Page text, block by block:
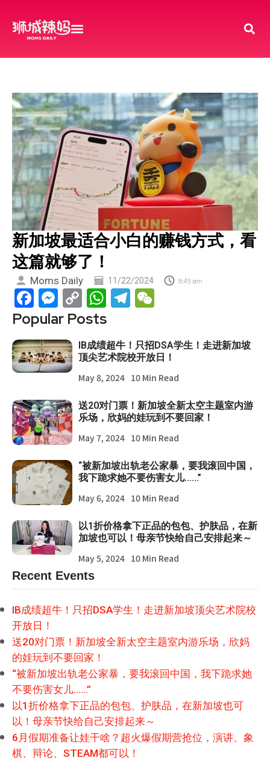
新加坡最适合小白的赚钱方式，看
这篇就够了！
Moms Daily 11/22/2024 8:45 am
Facebook
Messenger
Copy
Link
WhatsApp
Telegram
Popular Posts
IB成绩超牛！只招DSA学生！走进新加坡
顶尖艺术院校开放日！
May 8, 2024 10 Min Read
送20对门票！新加坡全新太空主题室内游
乐场，欣妈的娃玩到不要回家！
May 7, 2024 10 Min Read
“被新加坡出轨老公家暴，要我滚回中国，
我下跪求她不要伤害女儿……”
May 6, 2024 10 Min Read
以1折价格拿下正品的包包、护肤品，在新
加坡也可以！母亲节快给自己安排起来～
May 5, 2024 10 Min Read
Recent Events
IB成绩超牛！只招DSA学生！走进新加坡顶尖艺术院校
开放日！
送20对门票！新加坡全新太空主题室内游乐场，欣妈
的娃玩到不要回家！
“被新加坡出轨老公家暴，要我滚回中国，我下跪求她
不要伤害女儿……”
以1折价格拿下正品的包包、护肤品，在新加坡也可
以！母亲节快给自己安排起来～
6月假期准备让娃干啥？超火爆假期营抢位，演讲、象
棋、辩论、STEAM都可以！